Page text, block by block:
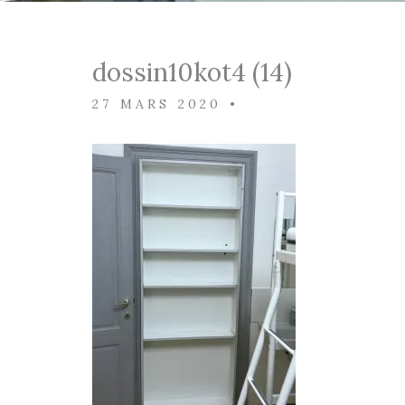
dossin10kot4 (14)
27 MARS 2020 •